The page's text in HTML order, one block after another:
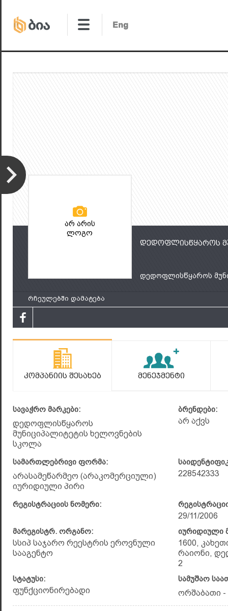
არ არის
ლოგო
დედოფლისწყაროს
დედოფლისწყაროს
რჩეულებში დამატება
Კომპანიის Შესახებ Მენეჯმენტი
სავაჭრო მარკები:
დედოფლისწყაროს
მუნიციპალიტეტის ხელოვნების
სკოლა
ბრენდები:
არ აქვს
სამართლებრივი ფორმა:
არასამეწარმეო (არაკომერციული)
იურიდიული პირი
228542333
რეგისტრაციის ნომერი:
29/11/2006
მარეგისტრ. ორგანო:
სსიპ საჯარო რეესტრის ეროვნული
სააგენტო
იურიდიული
1600,
რაიონი,
2
სტატუსი:
ფუნქციონირებადი
სამუშაო
ორშაბათი -